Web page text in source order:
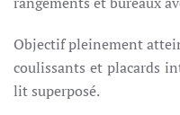
Objectif pleinement
coulissants et placards
lit superposé.